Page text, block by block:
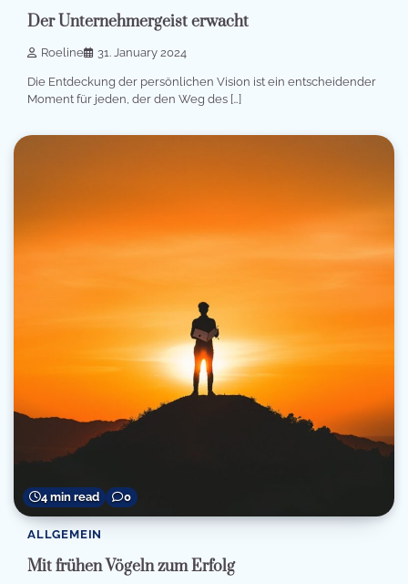
Der Unternehmergeist erwacht
Roeline 31. January 2024
Die Entdeckung der persönlichen Vision ist ein entscheidender
Moment für jeden, der den Weg des […]
4 min read 0
ALLGEMEIN
Mit frühen Vögeln zum Erfolg